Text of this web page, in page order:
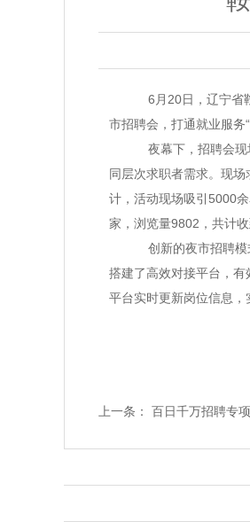
6月20日，辽宁省鞍山
市招聘会，打通就业服务“
夜幕下，招聘会
同层次求职者需求。现
计，活动现场吸引5000
家，浏览量9802，共计收
创新的夜市招聘
搭建了高效对接平台，有
平台实时更新岗位信息，
上一条： 百日千万招聘专项